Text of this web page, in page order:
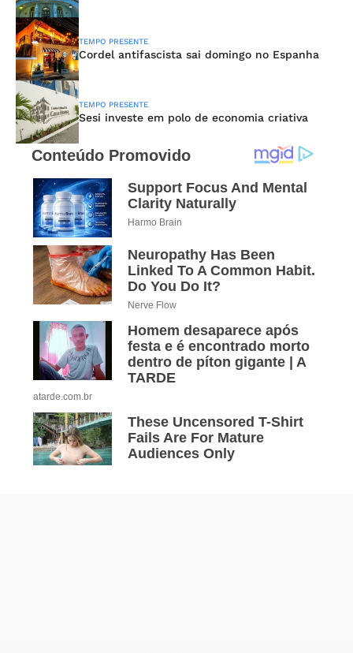
TEMPO PRESENTE
Cordel antifascista sai domingo no Espanha
TEMPO PRESENTE
Sesi investe em polo de economia criativa